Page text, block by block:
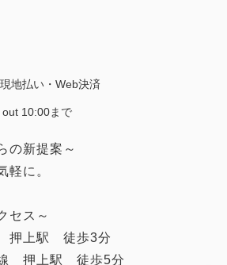
現地払い・Web決済
10:00まで
の新提案～
軽に。
セス～
押上駅 徒歩3分
線 押上駅 徒歩5分